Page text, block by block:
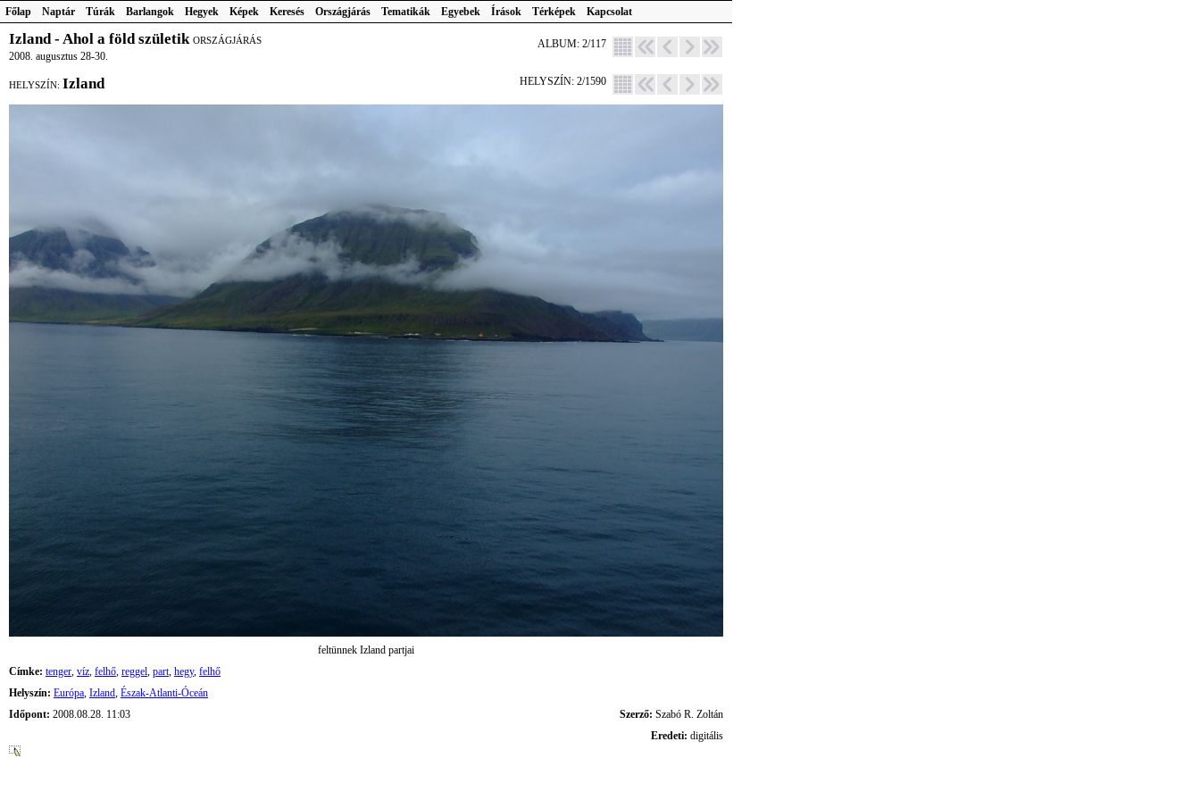
Főlap Naptár Túrák Barlangok Hegyek Képek Keresés Országjárás Tematikák Egyebek Írások Térképek Kapcsolat
Izland - Ahol a föld születik ORSZÁGJÁRÁS
2008. augusztus 28-30.
ALBUM: 2/117
HELYSZÍN: Izland HELYSZÍN: 2/1590
feltünnek Izland partjai
Címke: tenger, víz, felhő, reggel, part, hegy, felhő
Helyszín: Európa, Izland, Észak-Atlanti-Óceán
Időpont: 2008.08.28. 11:03 Szerző: Szabó R. Zoltán
Eredeti: digitális